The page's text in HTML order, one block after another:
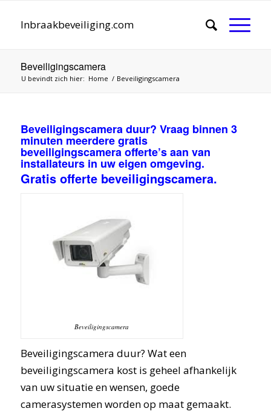
Inbraakbeveiliging.com
Beveiligingscamera
U bevindt zich hier: Home / Beveiligingscamera
Beveiligingscamera duur? Vraag binnen 3
minuten meerdere gratis
beveiligingscamera offerte’s aan van
installateurs in uw eigen omgeving.
Gratis offerte beveiligingscamera.
Beveiligingscamera
Beveiligingscamera duur? Wat een
beveiligingscamera kost is geheel afhankelijk
van uw situatie en wensen, goede
camerasystemen worden op maat gemaakt.